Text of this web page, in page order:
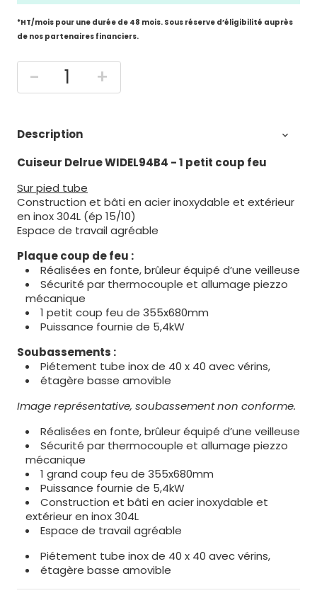
*HT/mois pour une durée de 48 mois. Sous réserve d’éligibilité auprès
de nos partenaires financiers.
- +
Description 
Cuiseur Delrue WIDEL94B4 - 1 petit coup feu
Sur pied tube
Construction et bâti en acier inoxydable et extérieur
en inox 304L (ép 15/10)
Espace de travail agréable
Plaque coup de feu :
Réalisées en fonte, brûleur équipé d’une veilleuse
Sécurité par thermocouple et allumage piezzo
mécanique
1 petit coup feu de 355x680mm
Puissance fournie de 5,4kW
Soubassements :
Piétement tube inox de 40 x 40 avec vérins,
étagère basse amovible
Image représentative, soubassement non conforme.
Réalisées en fonte, brûleur équipé d’une veilleuse
Sécurité par thermocouple et allumage piezzo
mécanique
1 grand coup feu de 355x680mm
Puissance fournie de 5,4kW
Construction et bâti en acier inoxydable et
extérieur en inox 304L
Espace de travail agréable
Piétement tube inox de 40 x 40 avec vérins,
étagère basse amovible